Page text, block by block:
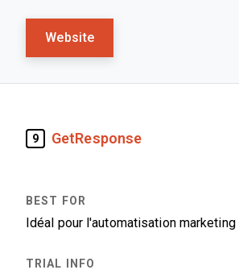
Website
9 GetResponse
Idéal pour l'automatisation